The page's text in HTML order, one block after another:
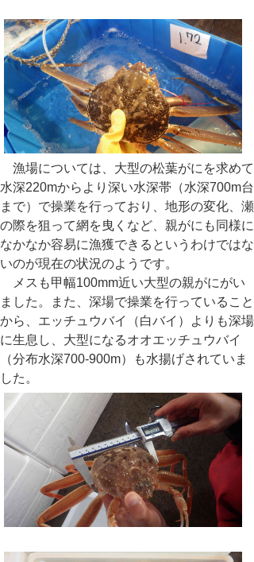
漁場については、大型の松葉がにを求めて
水深220mからより深い水深帯（水深700m台
まで）で操業を行っており、地形の変化、瀬
の際を狙って網を曳くなど、親がにも同様に
なかなか容易に漁獲できるというわけではな
いのが現在の状況のようです。
メスも甲幅100mm近い大型の親がにがい
ました。また、深場で操業を行っていること
から、エッチュウバイ（白バイ）よりも深場
に生息し、大型になるオオエッチュウバイ
（分布水深700-900m）も水揚げされていま
した。